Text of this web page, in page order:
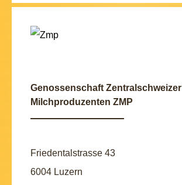
Genossenschaft Zentralschweizer
Milchproduzenten ZMP
Friedentalstrasse 43
6004 Luzern